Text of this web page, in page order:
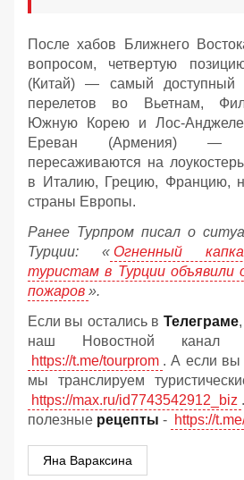
После хабов Ближнего
вопросом, четвертую
(Китай) — самый доступный
перелетов во Вьетнам,
Южную Корею и Лос-
Ереван (Армения) —
пересаживаются на
в Италию, Грецию, Францию,
страны Европы.
Ранее Турпром писал о
Турции: « Огненный
туристам в Турции объявили
пожаров ».
Если вы остались в Телеграме
наш Новостной
https://t.me/tourprom . А если
мы транслируем
https://max.ru/id7743542912_biz
полезные рецепты - https://
Яна Вараксина